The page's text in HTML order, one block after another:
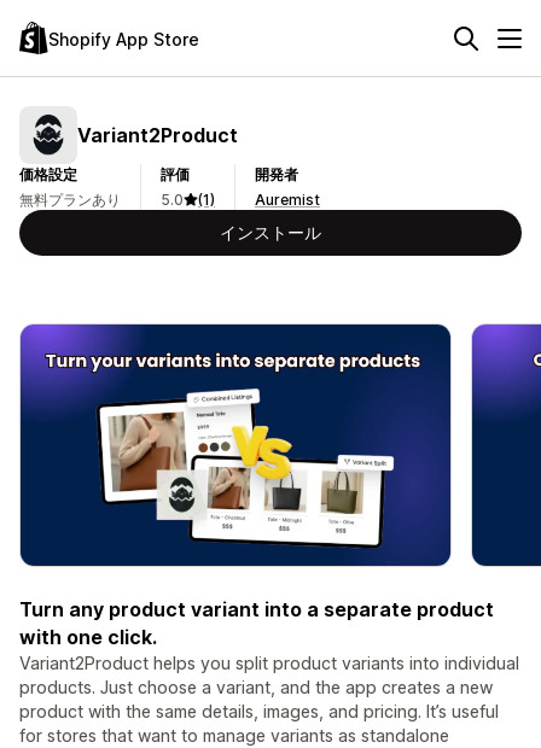
Shopify App Store
Variant2Product
価格設定
無料プランあり
評価
5.0
(1)
開発者
Auremist
インストール
Turn any product variant into a separate product
with one click.
Variant2Product helps you split product variants into individual
products. Just choose a variant, and the app creates a new
product with the same details, images, and pricing. It’s useful
for stores that want to manage variants as standalone